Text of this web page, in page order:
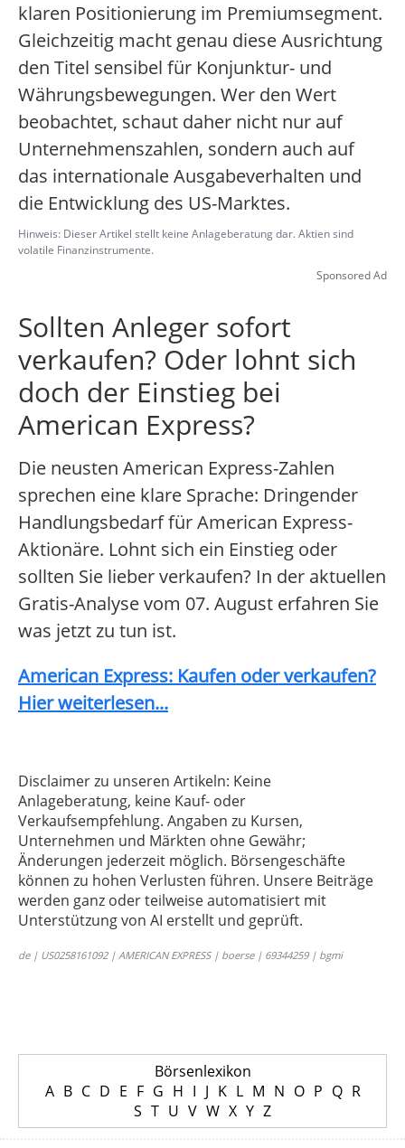
klaren Positionierung im Premiumsegment.
Gleichzeitig macht genau diese Ausrichtung
den Titel sensibel für Konjunktur- und
Währungsbewegungen. Wer den Wert
beobachtet, schaut daher nicht nur auf
Unternehmenszahlen, sondern auch auf
das internationale Ausgabeverhalten und
die Entwicklung des US-Marktes.
Hinweis: Dieser Artikel stellt keine Anlageberatung dar. Aktien sind
volatile Finanzinstrumente.
Sponsored Ad
Sollten Anleger sofort
verkaufen? Oder lohnt sich
doch der Einstieg bei
American Express?
Die neusten American Express-Zahlen
sprechen eine klare Sprache: Dringender
Handlungsbedarf für American Express-
Aktionäre. Lohnt sich ein Einstieg oder
sollten Sie lieber verkaufen? In der aktuellen
Gratis-Analyse vom 07. August erfahren Sie
was jetzt zu tun ist.
American Express: Kaufen oder verkaufen?
Hier weiterlesen...
Disclaimer zu unseren Artikeln: Keine
Anlageberatung, keine Kauf- oder
Verkaufsempfehlung. Angaben zu Kursen,
Unternehmen und Märkten ohne Gewähr;
Änderungen jederzeit möglich. Börsengeschäfte
können zu hohen Verlusten führen. Unsere Beiträge
werden ganz oder teilweise automatisiert mit
Unterstützung von AI erstellt und geprüft.
de | US0258161092 | AMERICAN EXPRESS | boerse | 69344259 | bgmi
Börsenlexikon
A B C D E F G H I J K L M N O P Q R
S T U V W X Y Z